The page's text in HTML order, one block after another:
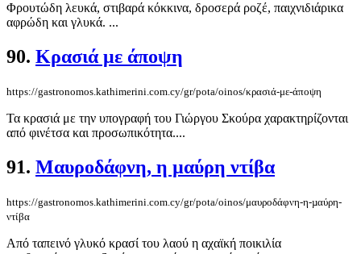
Φρουτώδη λευκά, στιβαρά κόκκινα, δροσερά ροζέ, παιχνιδιάρικα
αφρώδη και γλυκά. ...
90. Κρασιά με άποψη
https://gastronomos.kathimerini.com.cy/gr/pota/oinos/κρασιά-με-άποψη
Τα κρασιά με την υπογραφή του Γιώργου Σκούρα χαρακτηρίζονται
από φινέτσα και προσωπικότητα....
91. Μαυροδάφνη, η µαύρη ντίβα
https://gastronomos.kathimerini.com.cy/gr/pota/oinos/μαυροδάφνη-η-µαύρη-
ντίβα
Από ταπεινό γλυκό κρασί του λαού η αχαϊκή ποικιλία